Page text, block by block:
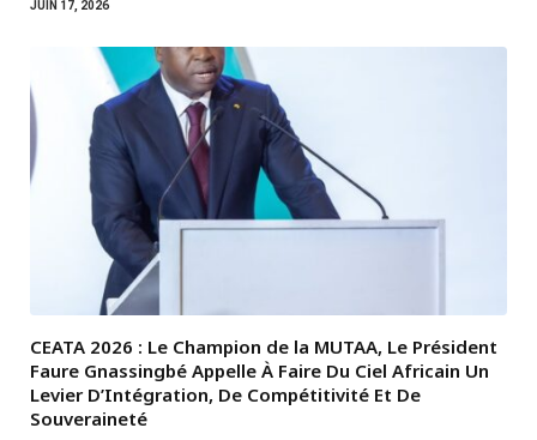
JUIN 17, 2026
CEATA 2026 : Le Champion de la MUTAA, Le Président
Faure Gnassingbé Appelle À Faire Du Ciel Africain Un
Levier D’Intégration, De Compétitivité Et De
Souveraineté